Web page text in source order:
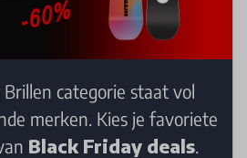
Brillen categorie staat vol
merken. Kies je favoriete
Black Friday deals.